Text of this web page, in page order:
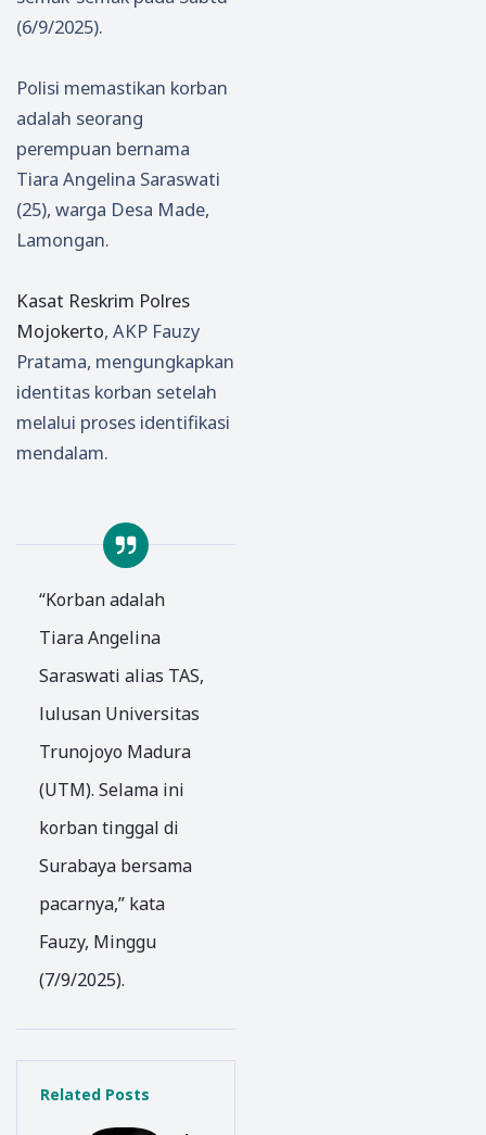
(6/9/2025).
Polisi memastikan korban
adalah seorang
perempuan bernama
Tiara Angelina Saraswati
(25), warga Desa Made,
Lamongan.
Kasat Reskrim Polres
Mojokerto, AKP Fauzy
Pratama, mengungkapkan
identitas korban setelah
melalui proses identifikasi
mendalam.
“Korban adalah
Tiara Angelina
Saraswati alias TAS,
lulusan Universitas
Trunojoyo Madura
(UTM). Selama ini
korban tinggal di
Surabaya bersama
pacarnya,” kata
Fauzy, Minggu
(7/9/2025).
Related Posts